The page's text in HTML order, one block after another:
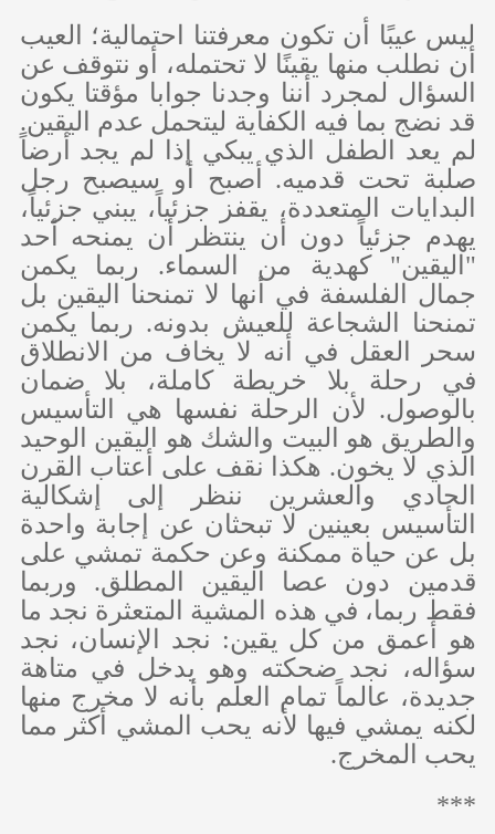
ليس عيبًا أن تكون معرفتنا احتمالية؛ العيب
أن نطلب منها يقينًا لا تحتمله، أو نتوقف عن
السؤال لمجرد أننا وجدنا جوابا مؤقتا يكون
قد نضج بما فيه الكفاية ليتحمل عدم اليقين.
لم يعد الطفل الذي يبكي إذا لم يجد أرضاً
صلبة تحت قدميه. أصبح أو سيصبح رجل
البدايات المتعددة، يقفز جزئياً، يبني جزئياً،
يهدم جزئياً دون أن ينتظر أن يمنحه أحد
"اليقين" كهدية من السماء. ربما يكمن
جمال الفلسفة في أنها لا تمنحنا اليقين بل
تمنحنا الشجاعة للعيش بدونه. ربما يكمن
سحر العقل في أنه لا يخاف من الانطلاق
في رحلة بلا خريطة كاملة، بلا ضمان
بالوصول. لأن الرحلة نفسها هي التأسيس
والطريق هو البيت والشك هو اليقين الوحيد
الذي لا يخون. هكذا نقف على أعتاب القرن
الحادي والعشرين ننظر إلى إشكالية
التأسيس بعينين لا تبحثان عن إجابة واحدة
بل عن حياة ممكنة وعن حكمة تمشي على
قدمين دون عصا اليقين المطلق. وربما
فقط ربما، في هذه المشية المتعثرة نجد ما
هو أعمق من كل يقين: نجد الإنسان، نجد
سؤاله، نجد ضحكته وهو يدخل في متاهة
جديدة، عالماً تمام العلم بأنه لا مخرج منها
لكنه يمشي فيها لأنه يحب المشي أكثر مما
يحب المخرج.
***